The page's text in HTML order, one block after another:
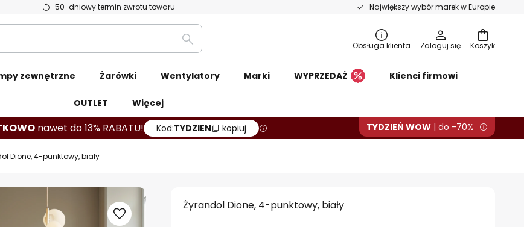
50-dniowy termin zwrotu towaru Największy wybór marek w Europie
Koszyk
Szukaj
Obsługa klienta Zaloguj się
zewnętrzne Żarówki Wentylatory Marki WYPRZEDAŻ Klienci firmowi
OUTLET Więcej
nawet do 13% RABATU! Kod:TYDZIEN kopiuj TYDZIEŃ WOW | do -70%
Dione, 4-punktowy, biały
Żyrandol Dione, 4-punktowy, biały